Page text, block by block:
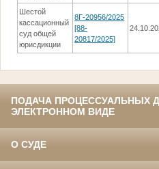
Шестой
кассационный
суд общей
юрисдикции
8Г-20956/2025
[88-
20817/2025]
ПОДАЧА ПРОЦЕССУАЛЬНЫХ
ЭЛЕКТРОННОМ ВИДЕ
О СУДЕ